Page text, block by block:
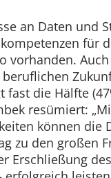
an Daten und
für
vorhanden.
fast die Hälfte
resümiert:
können die
zu den großen
Erschließung